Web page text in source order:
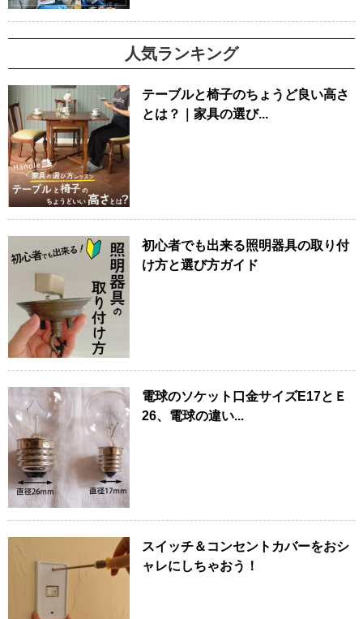
人気ランキング
テーブルと椅子のちょうど良い高さ
とは？｜家具の選び...
初心者でも出来る照明器具の取り付
け方と選び方ガイド
電球のソケット口金サイズE17とＥ
26、電球の違い...
スイッチ＆コンセントカバーをおシ
ャレにしちゃおう！